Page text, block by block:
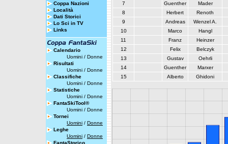
Coppa Nazioni
Località
Dati Storici
Lo Sci in TV
Links
Calendario
Uomini / Donne
Risultati
Uomini / Donne
Classifiche
Uomini / Donne
Statistiche
Uomini / Donne
FantaSkiTool®
Uomini / Donne
Tornei
Uomini / Donne
Leghe
Uomini / Donne
FantaStorico
7
Guenther
Mader
8
Herbert
Renoth
9
Andreas
Wenzel A.
10
Marco
Hangl
11
Franz
Heinzer
12
Felix
Belczyk
13
Gustav
Oehrli
14
Guenther
Marxer
15
Alberto Ghidoni